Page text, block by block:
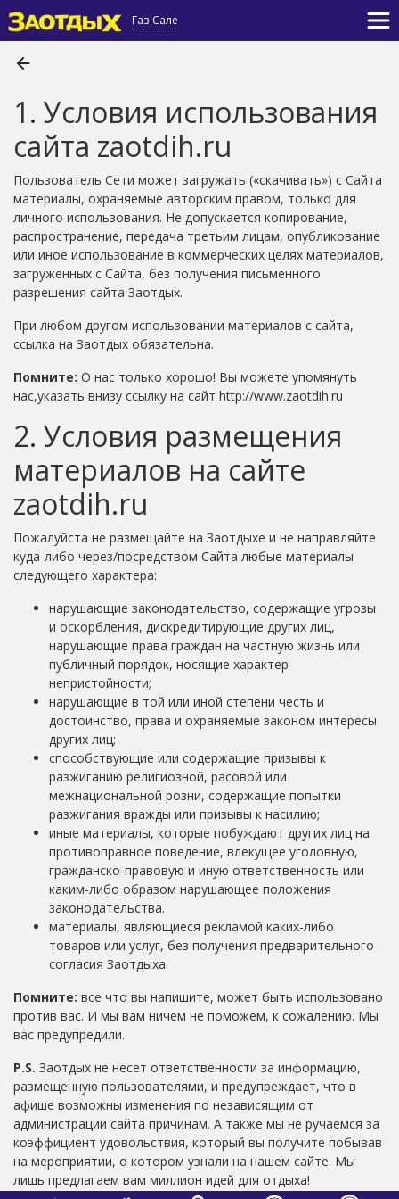
Газ-Сале
1. Условия использования
сайта zaotdih.ru
Пользователь Сети может загружать («скачивать») с Сайта
материалы, охраняемые авторским правом, только для
личного использования. Не допускается копирование,
распространение, передача третьим лицам, опубликование
или иное использование в коммерческих целях материалов,
загруженных с Сайта, без получения письменного
разрешения сайта Заотдых.
При любом другом использовании материалов с сайта,
ссылка на Заотдых обязательна.
Помните: О нас только хорошо! Вы можете упомянуть
нас,указать внизу cсылку на сайт http://www.zaotdih.ru
2. Условия размещения
материалов на сайте
zaotdih.ru
Пожалуйста не размещайте на Заотдыхе и не направляйте
куда-либо через/посредством Сайта любые материалы
следующего характера:
нарушающие законодательство, содержащие угрозы
и оскорбления, дискредитирующие других лиц,
нарушающие права граждан на частную жизнь или
публичный порядок, носящие характер
непристойности;
нарушающие в той или иной степени честь и
достоинство, права и охраняемые законом интересы
других лиц;
способствующие или содержащие призывы к
разжиганию религиозной, расовой или
межнациональной розни, содержащие попытки
разжигания вражды или призывы к насилию;
иные материалы, которые побуждают других лиц на
противоправное поведение, влекущее уголовную,
гражданско-правовую и иную ответственность или
каким-либо образом нарушающее положения
законодательства.
материалы, являющиеся рекламой каких-либо
товаров или услуг, без получения предварительного
согласия Заотдыха.
Помните: все что вы напишите, может быть использовано
против вас. И мы вам ничем не поможем, к сожалению. Мы
вас предупредили.
P.S. Заотдых не несет ответственности за информацию,
размещенную пользователями, и предупреждает, что в
афише возможны изменения по независящим от
администрации сайта причинам. А также мы не ручаемся за
коэффициент удовольствия, который вы получите побывав
на мероприятии, о котором узнали на нашем сайте. Мы
лишь предлагаем вам миллион идей для отдыха!